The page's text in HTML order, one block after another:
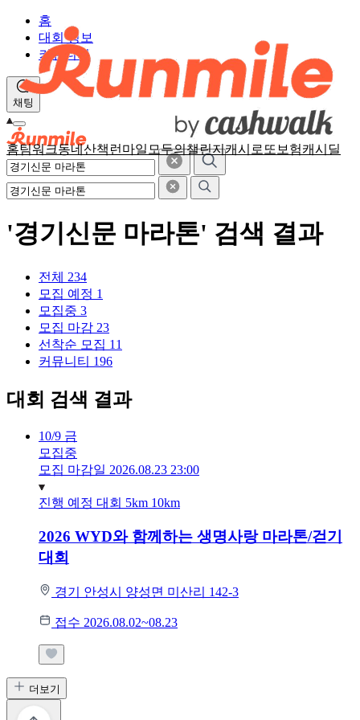
홈팀워크동네산책 런마일 모두의챌린지캐시로또 보험캐시딜
홈
대회 정보
커뮤니티
채팅
'경기신문 마라톤' 검색 결과
전체 234
모집 예정 1
모집중 3
모집 마감 23
선착순 모집 11
커뮤니티 196
대회 검색 결과
10/9 금
모집중
모집 마감일 2026.08.23 23:00
진행 예정 대회 5km 10km
2026 WYD와 함께하는 생명사랑 마라톤/걷기
대회
경기 안성시 양성면 미산리 142-3
접수 2026.08.02~08.23
더보기